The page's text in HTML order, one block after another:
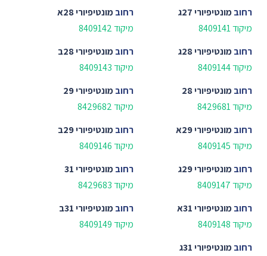
רחובמונטיפיורי 27ג
מיקוד 8409141
רחובמונטיפיורי 28א
מיקוד 8409142
רחובמונטיפיורי 28ג
מיקוד 8409144
רחובמונטיפיורי 28ב
מיקוד 8409143
רחובמונטיפיורי 28
מיקוד 8429681
רחובמונטיפיורי 29
מיקוד 8429682
רחובמונטיפיורי 29א
מיקוד 8409145
רחובמונטיפיורי 29ב
מיקוד 8409146
רחובמונטיפיורי 29ג
מיקוד 8409147
רחובמונטיפיורי 31
מיקוד 8429683
רחובמונטיפיורי 31א
מיקוד 8409148
רחובמונטיפיורי 31ב
מיקוד 8409149
רחובמונטיפיורי 31ג